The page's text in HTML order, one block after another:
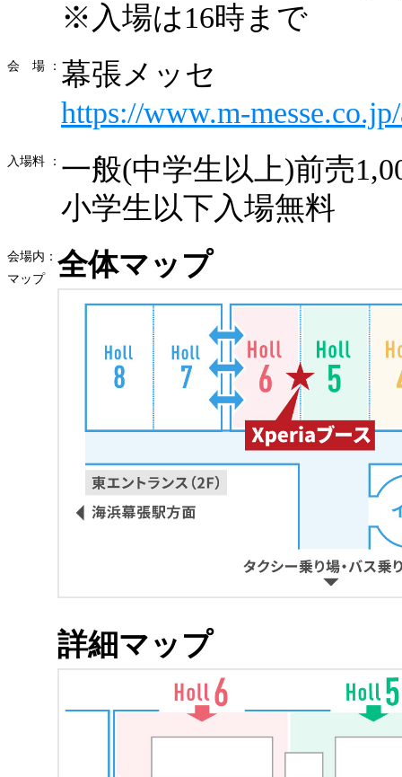
※入場は16時まで
会 場 ： 幕張メッセ
https://www.m-messe.co.jp/
入場料 ： 一般(中学生以上)前売
小学生以下入場無料
会場内：
マップ
全体マップ
詳細マップ